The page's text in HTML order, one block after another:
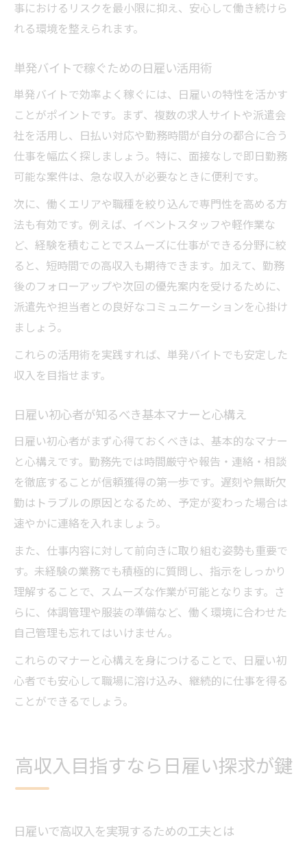
事におけるリスクを最小限に抑え、安心して働き続けら
れる環境を整えられます。
単発バイトで稼ぐための日雇い活用術
単発バイトで効率よく稼ぐには、日雇いの特性を活かす
ことがポイントです。まず、複数の求人サイトや派遣会
社を活用し、日払い対応や勤務時間が自分の都合に合う
仕事を幅広く探しましょう。特に、面接なしで即日勤務
可能な案件は、急な収入が必要なときに便利です。
次に、働くエリアや職種を絞り込んで専門性を高める方
法も有効です。例えば、イベントスタッフや軽作業な
ど、経験を積むことでスムーズに仕事ができる分野に絞
ると、短時間での高収入も期待できます。加えて、勤務
後のフォローアップや次回の優先案内を受けるために、
派遣先や担当者との良好なコミュニケーションを心掛け
ましょう。
これらの活用術を実践すれば、単発バイトでも安定した
収入を目指せます。
日雇い初心者が知るべき基本マナーと心構え
日雇い初心者がまず心得ておくべきは、基本的なマナー
と心構えです。勤務先では時間厳守や報告・連絡・相談
を徹底することが信頼獲得の第一歩です。遅刻や無断欠
勤はトラブルの原因となるため、予定が変わった場合は
速やかに連絡を入れましょう。
また、仕事内容に対して前向きに取り組む姿勢も重要で
す。未経験の業務でも積極的に質問し、指示をしっかり
理解することで、スムーズな作業が可能となります。さ
らに、体調管理や服装の準備など、働く環境に合わせた
自己管理も忘れてはいけません。
これらのマナーと心構えを身につけることで、日雇い初
心者でも安心して職場に溶け込み、継続的に仕事を得る
ことができるでしょう。
高収入目指すなら日雇い探求が鍵
日雇いで高収入を実現するための工夫とは